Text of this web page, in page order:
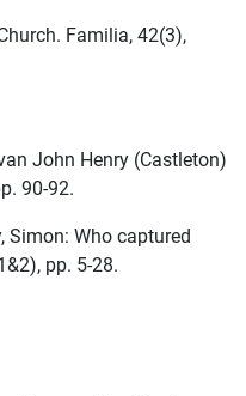
Familia, 42(3),
John Henry (Castleton)
90-92.
Simon: Who captured
pp. 5-28.